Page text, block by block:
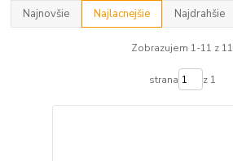
Najnovšie Najlacnejšie Najdrahšie
Zobrazujem 1-11 z 11
strana z 1